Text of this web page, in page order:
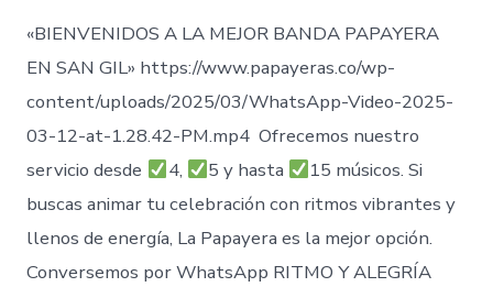
«BIENVENIDOS A LA MEJOR BANDA PAPAYERA
EN SAN GIL» https://www.papayeras.co/wp-
content/uploads/2025/03/WhatsApp-Video-2025-
03-12-at-1.28.42-PM.mp4 Ofrecemos nuestro
servicio desde
4, 5 y hasta
15 músicos. Si
buscas animar tu celebración con ritmos vibrantes y
llenos de energía, La Papayera es la mejor opción.
Conversemos por WhatsApp RITMO Y ALEGRÍA